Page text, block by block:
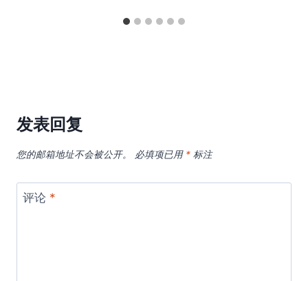
发表回复
您的邮箱地址不会被公开。 必填项已用 * 标注
评论 *